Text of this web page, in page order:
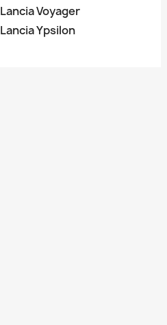
Lancia Voyager
Lancia Ypsilon